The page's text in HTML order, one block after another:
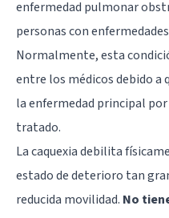
enfermedad pulmonar
personas con
Normalmente, esta
entre los médicos debido a
la enfermedad principal
tratado.
La caquexia debilita
estado de deterioro tan
reducida movilidad. No